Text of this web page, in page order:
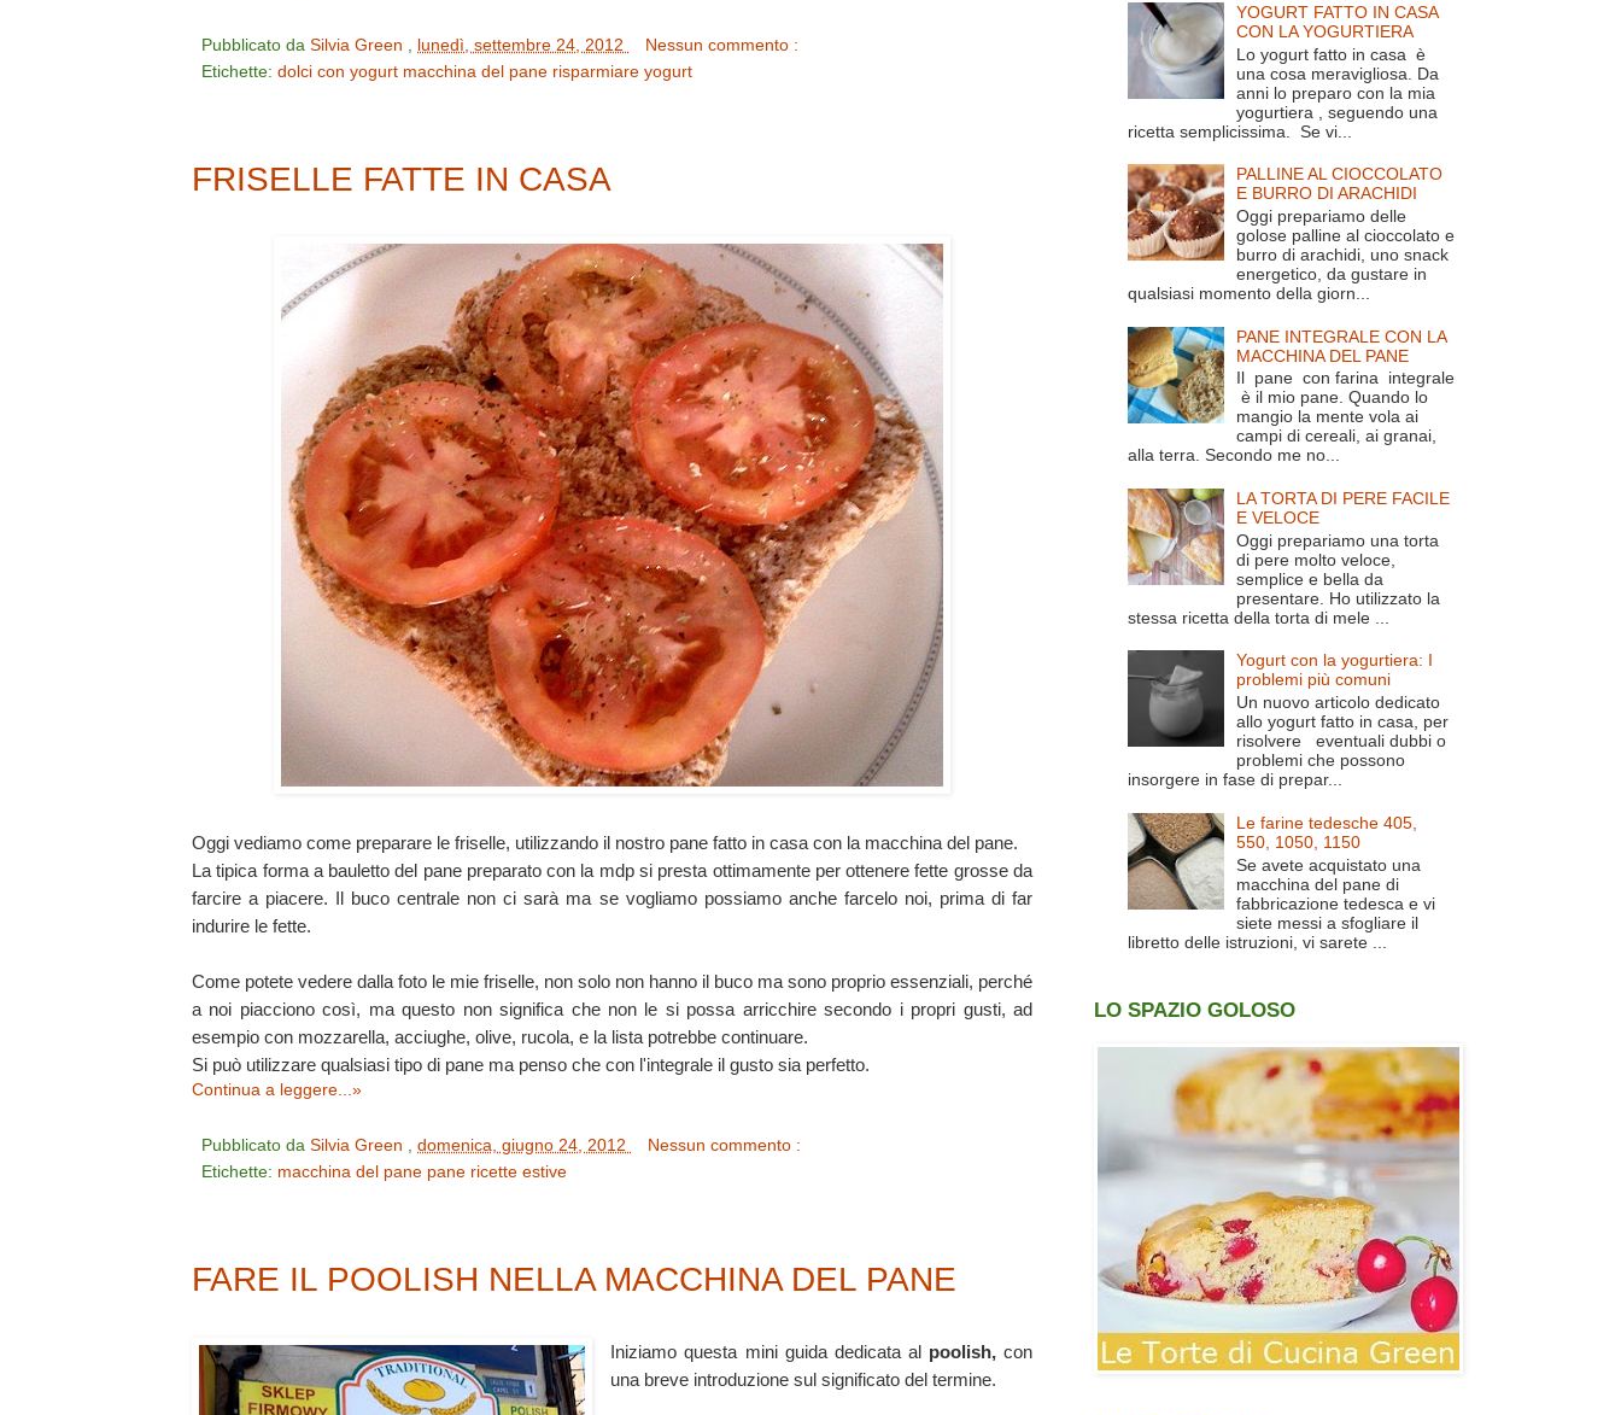
Pubblicato da Silvia Green lunedì, settembre 24, 2012
Nessun commento :
Etichette: dolci con yogurt macchina del pane risparmiare yogurt
FRISELLE FATTE IN CASA
Oggi vediamo come preparare le friselle, utilizzando il nostro pane fatto in casa con la macchina del pane.
La tipica forma a bauletto del pane preparato con la mdp si presta ottimamente per ottenere fette grosse da
farcire a piacere. Il buco centrale non ci sarà ma se vogliamo possiamo anche farcelo noi, prima di far
indurire le fette.
Come potete vedere dalla foto le mie friselle, non solo non hanno il buco ma sono proprio essenziali, perché
a noi piacciono così, ma questo non significa che non le si possa arricchire secondo i propri gusti, ad
esempio con mozzarella, acciughe, olive, rucola, e la lista potrebbe continuare.
Si può utilizzare qualsiasi tipo di pane ma penso che con l'integrale il gusto sia perfetto.
Continua a leggere...»
Pubblicato da Silvia Green , domenica, giugno 24, 2012
Nessun commento :
Etichette: macchina del pane pane ricette estive
FARE IL POOLISH NELLA MACCHINA DEL PANE
Iniziamo questa mini guida dedicata al poolish,con
una breve introduzione sul significato del termine.
YOGURT FATTO IN CASA
CON LA YOGURTIERA
Lo yogurt fatto in casa è
una cosa meravigliosa. Da
anni lo preparo con la mia
yogurtiera , seguendo una
ricetta semplicissima. Se vi...
PALLINE AL CIOCCOLATO
E BURRO DI ARACHIDI
Oggi prepariamo delle
golose palline al cioccolato e
burro di arachidi, uno snack
energetico, da gustare in
qualsiasi momento della giorn...
PANE INTEGRALE CON LA
MACCHINA DEL PANE
Il pane con farina integrale
è il mio pane. Quando lo
mangio la mente vola ai
campi di cereali, ai granai,
alla terra. Secondo me no...
LA TORTA DI PERE FACILE
E VELOCE
Oggi prepariamo una torta
di pere molto veloce,
semplice e bella da
presentare. Ho utilizzato la
stessa ricetta della torta di mele ...
Yogurt con la yogurtiera: I
problemi più comuni
Un nuovo articolo dedicato
allo yogurt fatto in casa, per
risolvere eventuali dubbi o
problemi che possono
insorgere in fase di prepar...
Le farine tedesche 405,
550, 1050, 1150
Se avete acquistato una
macchina del pane di
fabbricazione tedesca e vi
siete messi a sfogliare il
libretto delle istruzioni, vi sarete ...
LO SPAZIO GOLOSO